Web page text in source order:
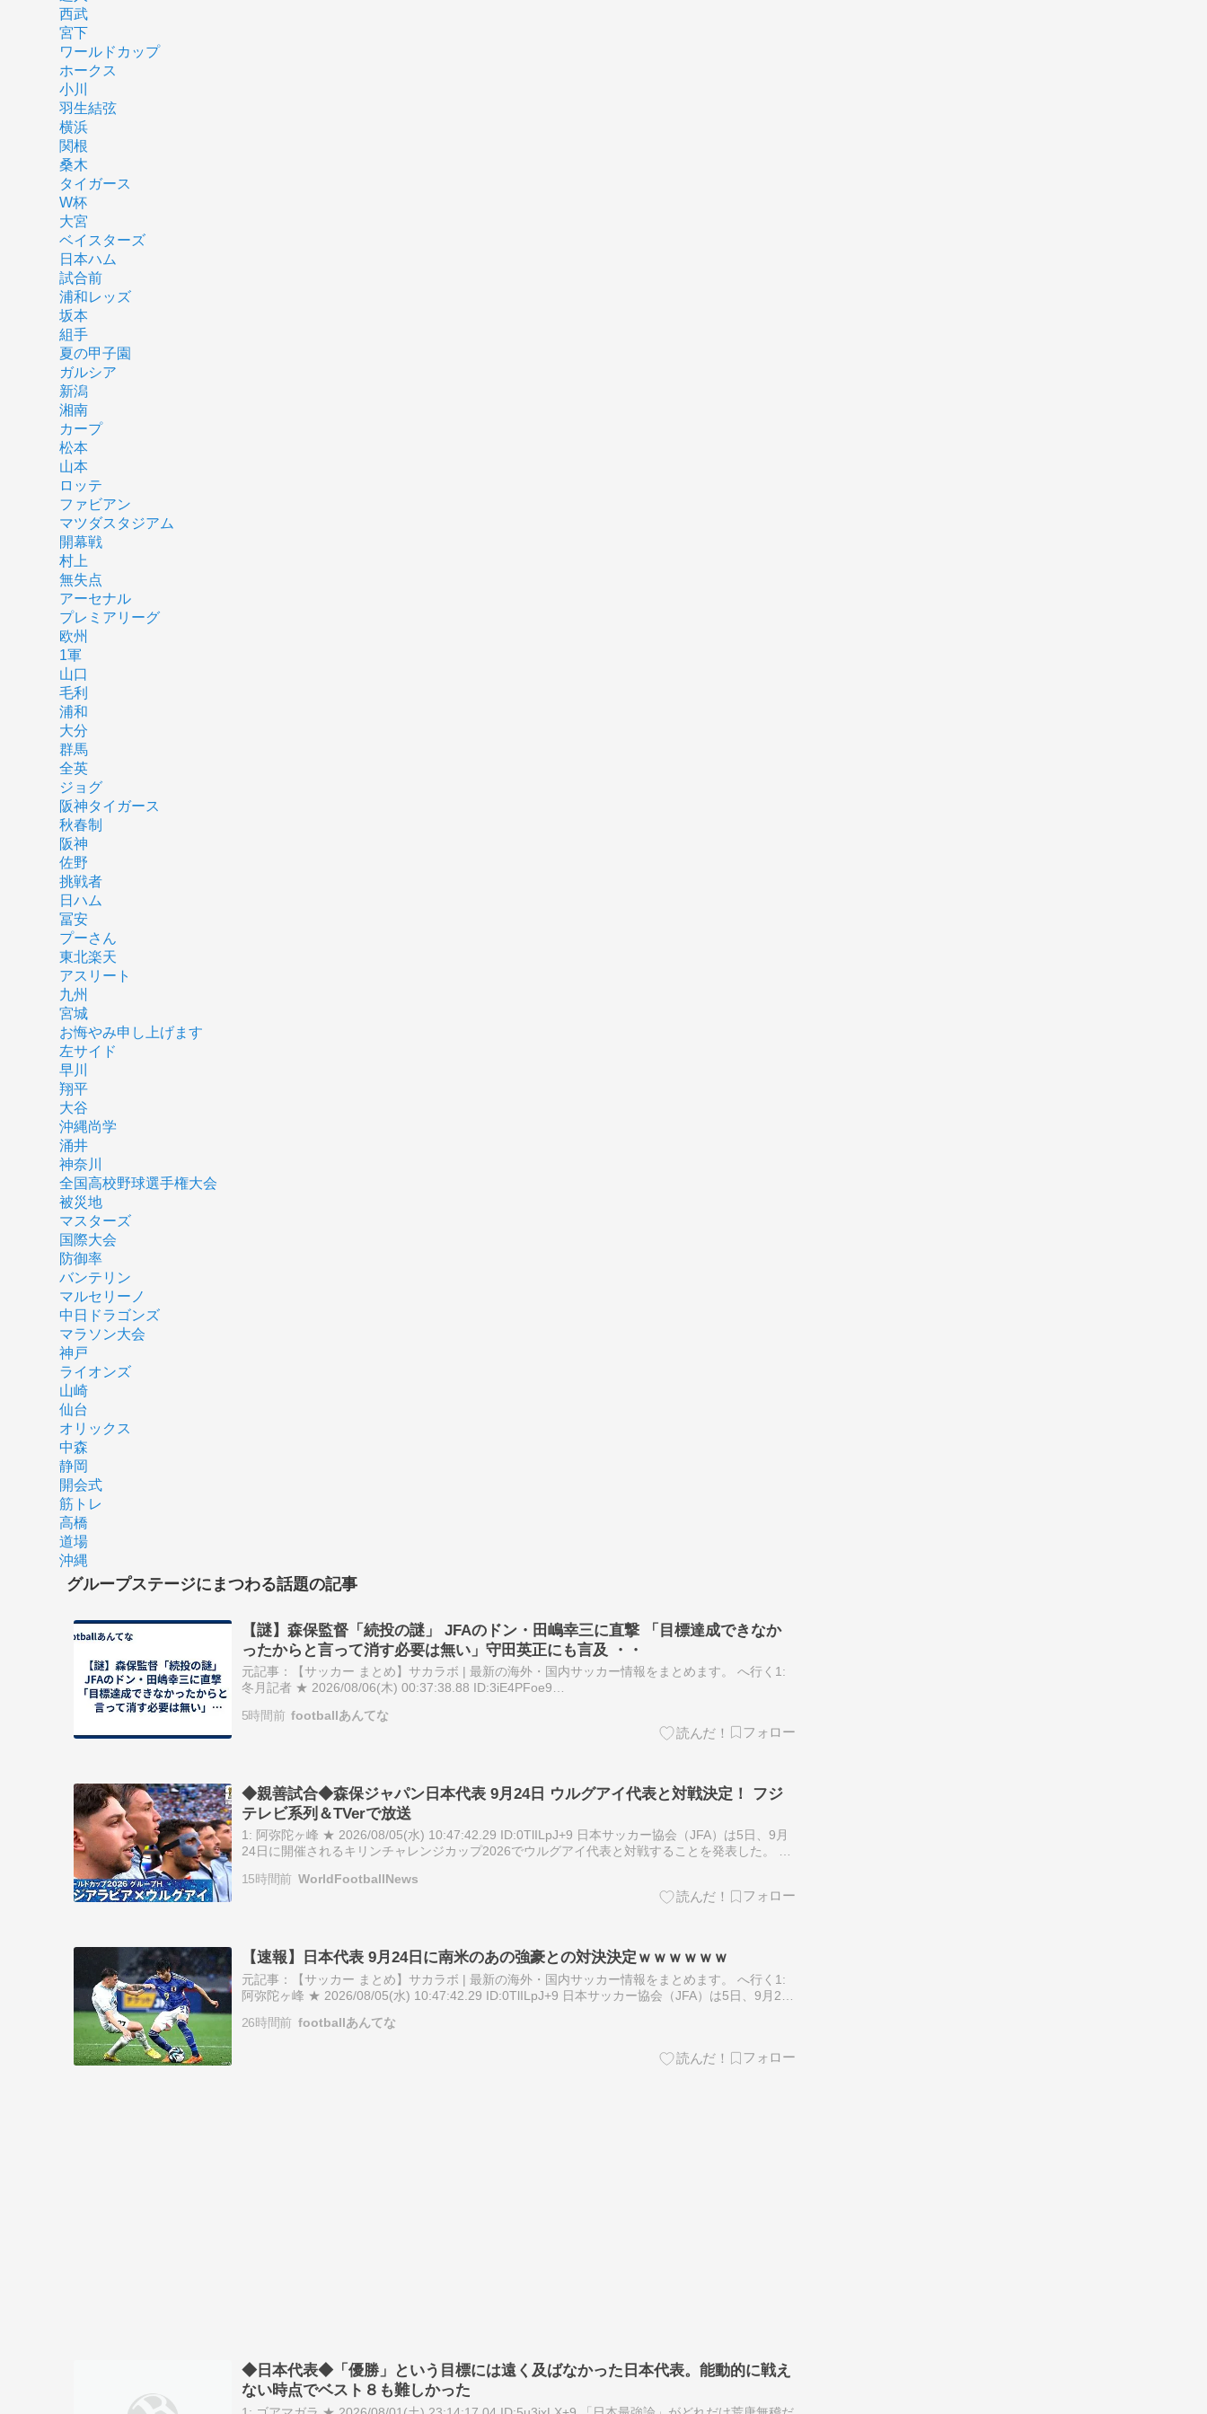
西武
宮下
ワールドカップ
ホークス
小川
羽生結弦
横浜
関根
桑木
タイガース
W杯
大宮
ベイスターズ
日本ハム
試合前
浦和レッズ
坂本
組手
夏の甲子園
ガルシア
新潟
湘南
カープ
松本
山本
ロッテ
ファビアン
マツダスタジアム
開幕戦
村上
無失点
アーセナル
プレミアリーグ
欧州
1軍
山口
毛利
浦和
大分
群馬
全英
ジョグ
阪神タイガース
秋春制
阪神
佐野
挑戦者
日ハム
冨安
プーさん
東北楽天
アスリート
九州
宮城
お悔やみ申し上げます
左サイド
早川
翔平
大谷
沖縄尚学
涌井
神奈川
全国高校野球選手権大会
被災地
マスターズ
国際大会
防御率
バンテリン
マルセリーノ
中日ドラゴンズ
マラソン大会
神戸
ライオンズ
山崎
仙台
オリックス
中森
静岡
開会式
筋トレ
高橋
道場
沖縄
グループステージにまつわる話題の記事
【謎】森保監督「続投の謎」 JFAのドン・田嶋幸三に直撃 「目標達成できなか
ったからと言って消す必要は無い」守田英正にも言及 ・・
元記事：【サッカー まとめ】サカラボ | 最新の海外・国内サッカー情報をまとめます。 へ行く1:
冬月記者 ★ 2026/08/06(木) 00:37:38.88 ID:3iE4PFoe9
5時間前 footballあんてな
◆親善試合◆森保ジャパン日本代表 9月24日 ウルグアイ代表と対戦決定！ フジ
テレビ系列＆TVerで放送
1: 阿弥陀ヶ峰 ★ 2026/08/05(水) 10:47:42.29 ID:0TlILpJ+9 日本サッカー協会（JFA）は5日、9月
24日に開催されるキリンチャレンジカップ2026でウルグアイ代表と対戦することを発表した。 9
15時間前 WorldFootballNews
【速報】日本代表 9月24日に南米のあの強豪との対決決定ｗｗｗｗｗｗ
元記事：【サッカー まとめ】サカラボ | 最新の海外・国内サッカー情報をまとめます。 へ行く1:
阿弥陀ヶ峰 ★ 2026/08/05(水) 10:47:42.29 ID:0TlILpJ+9 日本サッカー協会（JFA）は5日、9月24
26時間前 footballあんてな
◆日本代表◆「優勝」という目標には遠く及ばなかった日本代表。能動的に戦え
ない時点でベスト８も難しかった